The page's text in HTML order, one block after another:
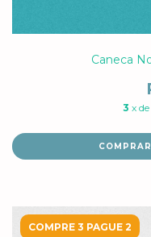
Caneca
3 x de
COMPRAR
COMPRE 3 PAGUE 2